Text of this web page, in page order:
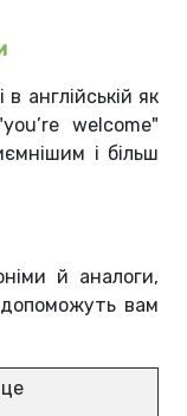
англійській як
welcome"
і більш
й аналоги,
вам